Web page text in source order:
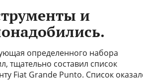
и
определенного набора
тщательно составил список
Fiat Grande Punto. Список